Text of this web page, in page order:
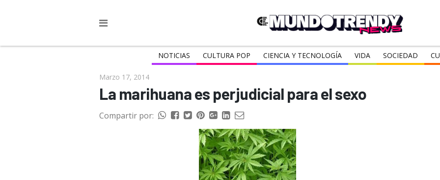
NOTICIAS CULTURA POP CIENCIA Y TECNOLOGÍA VIDA SOCIEDAD
Marzo 17, 2014
La marihuana es perjudicial para el sexo
Compartir por: